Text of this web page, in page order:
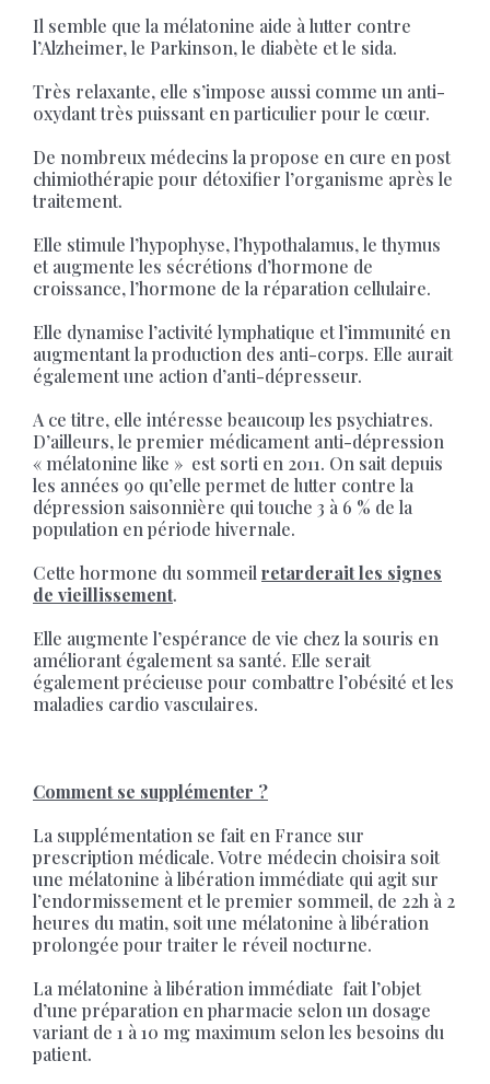
Il semble que la mélatonine aide à lutter contre
l’Alzheimer, le Parkinson, le diabète et le sida.
Très relaxante, elle s’impose aussi comme un anti-
oxydant très puissant en particulier pour le cœur.
De nombreux médecins la propose en cure en post
chimiothérapie pour détoxifier l’organisme après le
traitement.
Elle stimule l’hypophyse, l’hypothalamus, le thymus
et augmente les sécrétions d’hormone de
croissance, l’hormone de la réparation cellulaire.
Elle dynamise l’activité lymphatique et l’immunité en
augmentant la production des anti-corps. Elle aurait
également une action d’anti-dépresseur.
A ce titre, elle intéresse beaucoup les psychiatres.
D’ailleurs, le premier médicament anti-dépression
« mélatonine like » est sorti en 2011. On sait depuis
les années 90 qu’elle permet de lutter contre la
dépression saisonnière qui touche 3 à 6 % de la
population en période hivernale.
Cette hormone du sommeil retarderait les signes
de vieillissement.
Elle augmente l’espérance de vie chez la souris en
améliorant également sa santé. Elle serait
également précieuse pour combattre l’obésité et les
maladies cardio vasculaires.
Comment se supplémenter ?
La supplémentation se fait en France sur
prescription médicale. Votre médecin choisira soit
une mélatonine à libération immédiate qui agit sur
l’endormissement et le premier sommeil, de 22h à 2
heures du matin, soit une mélatonine à libération
prolongée pour traiter le réveil nocturne.
La mélatonine à libération immédiate fait l’objet
d’une préparation en pharmacie selon un dosage
variant de 1 à 10 mg maximum selon les besoins du
patient.